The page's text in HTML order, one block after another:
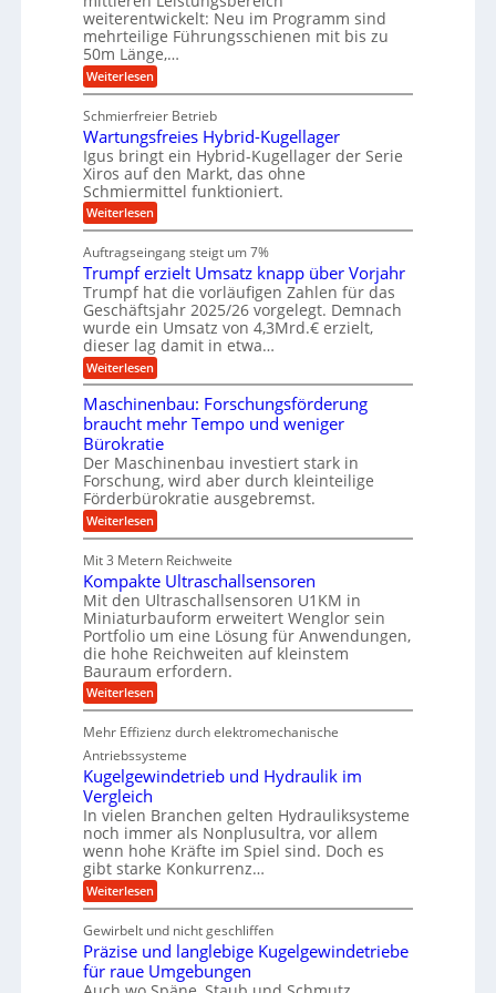
a
p
i
d
a
-
M
a
s
c
h
n
e
n
v
o
n
K
o
e
n
i
g
&
B
a
u
e
r
j
e
k
t
r
i
n
g
t
K
I
-
A
n
w
e
n
d
u
n
g
e
n
f
r
d
i
e
P
r
o
d
u
k
t
o
n
i
n
d
e
n
M
i
r
W
e
r
k
z
e
u
g
k
r
e
i
s
l
a
u
f
weiterentwickelt: Neu im Programm sind
mehrteilige Führungsschienen mit bis zu
50m Länge,…
Weiterlesen:
K
g
e
l
s
c
h
i
e
e
n
f
ü
h
r
u
n
g
e
B
S
C
L
w
e
i
t
e
e
n
t
w
i
c
k
e
l
Schmierfreier Betrieb
Wartungsfreies Hybrid-Kugellager
Igus bringt ein Hybrid-Kugellager der Serie
Xiros auf den Markt, das ohne
Schmiermittel funktioniert.
Weiterlesen:
W
r
t
u
n
g
s
f
r
e
i
e
s
H
y
b
r
i
d
-
u
g
e
l
l
a
g
e
r
Auftragseingang steigt um 7%
Trumpf erzielt Umsatz knapp über Vorjahr
Trumpf hat die vorläufigen Zahlen für das
Geschäftsjahr 2025/26 vorgelegt. Demnach
wurde ein Umsatz von 4,3Mrd.€ erzielt,
dieser lag damit in etwa…
Weiterlesen:
T
u
m
p
f
e
r
z
i
e
t
U
m
s
a
t
z
k
n
a
p
ü
b
e
V
o
r
j
a
h
r
Maschinenbau: Forschungsförderung
braucht mehr Tempo und weniger
Bürokratie
Der Maschinenbau investiert stark in
Forschung, wird aber durch kleinteilige
Förderbürokratie ausgebremst.
Weiterlesen:
M
s
c
h
i
n
e
n
b
a
u
F
o
r
s
h
u
n
g
s
f
ö
d
e
r
u
Mit 3 Metern Reichweite
Kompakte Ultraschallsensoren
Mit den Ultraschallsensoren U1KM in
Miniaturbauform erweitert Wenglor sein
Portfolio um eine Lösung für Anwendungen,
die hohe Reichweiten auf kleinstem
Bauraum erfordern.
Weiterlesen:
K
m
p
a
k
e
U
l
t
r
a
s
h
a
l
Mehr Effizienz durch elektromechanische
Antriebssysteme
Kugelgewindetrieb und Hydraulik im
Vergleich
In vielen Branchen gelten Hydrauliksysteme
noch immer als Nonplusultra, vor allem
wenn hohe Kräfte im Spiel sind. Doch es
gibt starke Konkurrenz…
Weiterlesen:
K
g
e
g
Gewirbelt und nicht geschliffen
Präzise und langlebige Kugelgewindetriebe
für raue Umgebungen